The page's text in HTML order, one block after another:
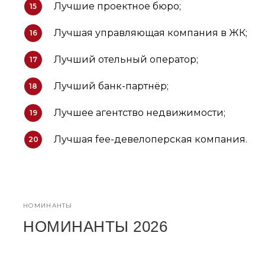
Лучшие проектное бюро;
15
Лучшая fee-девелоперская компания.
20
Лучшее агентство недвижимости;
19
Лучший банк-партнёр;
18
Лучший отельный оператор;
17
Лучшая управляющая компания в ЖК;
16
НОМИНАНТЫ
НОМИНАНТЫ 2026